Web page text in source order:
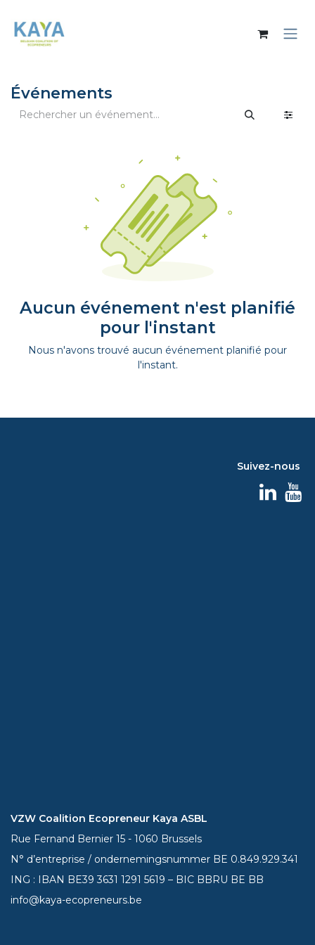
Événements
Aucun événement n'est planifié
pour l'instant
Nous n'avons trouvé aucun événement planifié pour
l'instant.
Suivez-nous
VZW Coalition Ecopreneur Kaya ASBL
Rue Fernand Bernier 15 - 1060 Brussels
N° d’entreprise / ondernemingsnummer BE 0.849.929.341
ING : IBAN BE393631 1291 5619 – BIC BBRU BE BB
info@kaya-ecopreneurs.be